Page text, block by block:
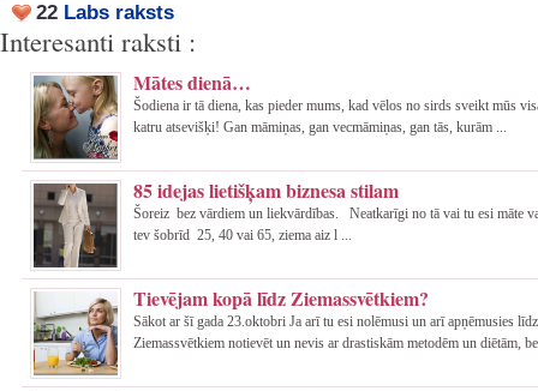
22 Labs raksts
Interesanti raksti :
Mātes dienā…
Šodiena ir tā diena, kas pieder mums, kad vēlos no sirds sveikt mūs
katru atsevišķi! Gan māmiņas, gan vecmāmiņas, gan tās, kurām ...
85 idejas lietišķam biznesa stilam
Šoreiz bez vārdiem un liekvārdības. Neatkarīgi no tā vai tu esi māte
tev šobrīd 25, 40 vai 65, ziema aiz l ...
Tievējam kopā līdz Ziemassvētkiem?
Sākot ar šī gada 23.oktobri Ja arī tu esi nolēmusi un arī apņēmusies līdz
Ziemassvētkiem notievēt un nevis ar drastiskām metodēm un diētām,